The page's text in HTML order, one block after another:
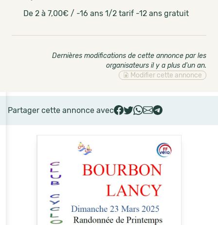
De 2 à 7,00€ / -16 ans 1/2 tarif -12 ans gratuit
Dernières modifications de cette annonce par les
organisateurs il y a plus d'un an.
Modifier cette annonce
Partager cette annonce avec